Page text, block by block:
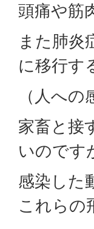
頭痛や筋
また肺炎
に移行す
（人への
家畜と接
いのです
感染した
これらの